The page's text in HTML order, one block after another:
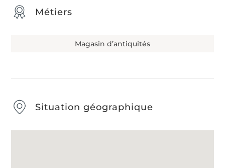
Métiers
Magasin d’antiquités
Situation géographique